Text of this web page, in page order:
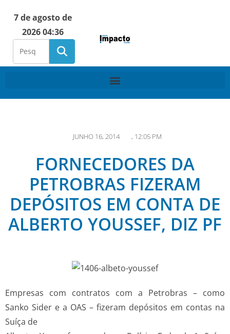
7 de agosto de
2026 04:36
JUNHO 16, 2014 , 12:05 PM
FORNECEDORES DA
PETROBRAS FIZERAM
DEPÓSITOS EM CONTA DE
ALBERTO YOUSSEF, DIZ PF
Empresas com contratos com a Petrobras – como
Sanko Sider e a OAS – fizeram depósitos em contas na
Suíça de